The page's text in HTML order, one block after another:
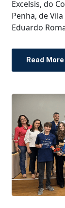
Excelsis, do
Penha, de
Eduardo
Read More